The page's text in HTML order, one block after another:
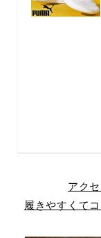
アク
履きやすくて